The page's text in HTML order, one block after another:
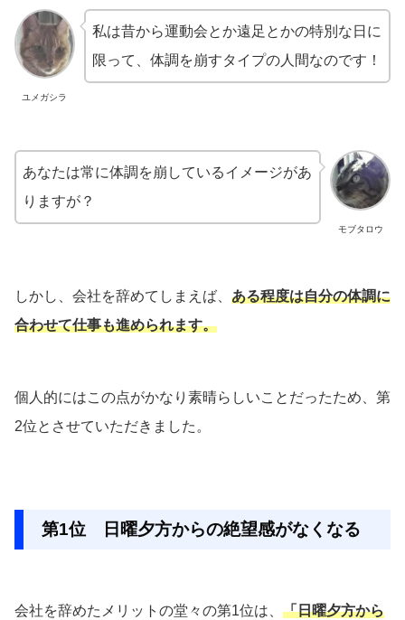
ユメガシラ
私は昔から運動会とか遠足とかの特別な日に
限って、体調を崩すタイプの人間なのです！
モブタロウ
あなたは常に体調を崩しているイメージがあ
りますが？
しかし、会社を辞めてしまえば、 ある程度は自分の体調に
合わせて仕事も進められます。
個人的にはこの点がかなり素晴らしいことだったため、第
2位とさせていただきました。
第1位 日曜夕方からの絶望感がなくなる
会社を辞めたメリットの堂々の第1位は、 「日曜夕方から